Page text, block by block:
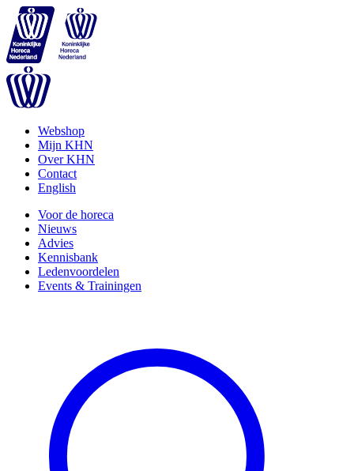
Webshop
Mijn KHN
Over KHN
Contact
English
Voor de horeca
Nieuws
Advies
Kennisbank
Ledenvoordelen
Events & Trainingen